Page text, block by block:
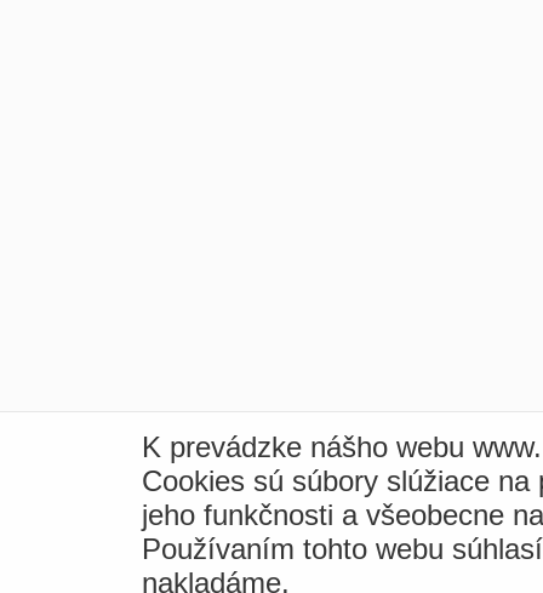
K prevádzke nášho webu
Cookies sú súbory slúžiace
jeho funkčnosti a všeobecne
Používaním tohto webu
nakladáme.